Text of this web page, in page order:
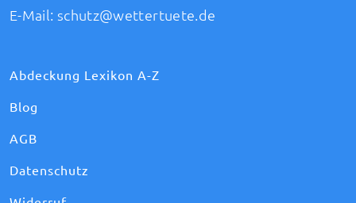
E-Mail: schutz@wettertuete.de
Abdeckung Lexikon A-Z
Blog
AGB
Datenschutz